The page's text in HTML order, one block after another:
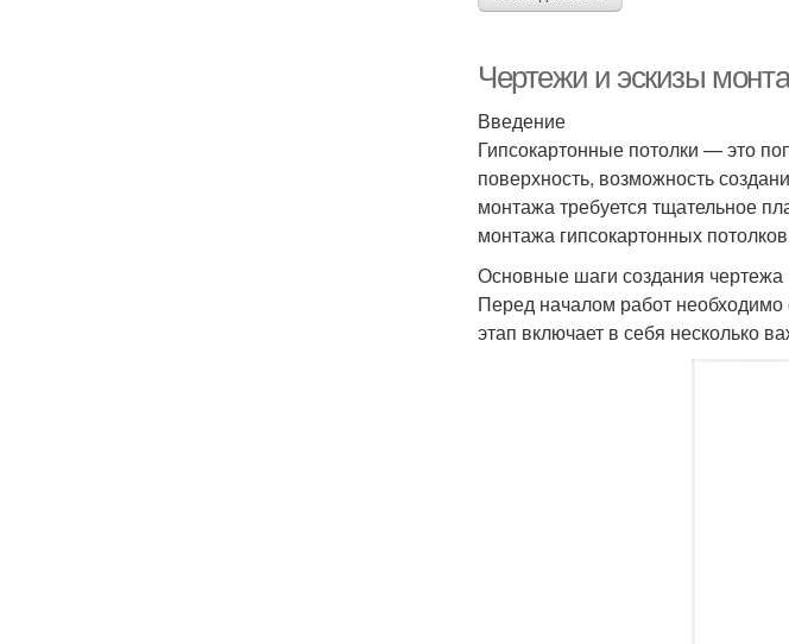
Чертежи и эскизы
Введение
Гипсокартонные потолки — это
поверхность, возможность
монтажа требуется тщательное
монтажа гипсокартонных
Основные шаги создания чертежа
Перед началом работ необходимо
этап включает в себя несколько